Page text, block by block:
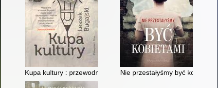
Kupa kultury : przewodnik inteligentaNie przestałyśmy być kobietami